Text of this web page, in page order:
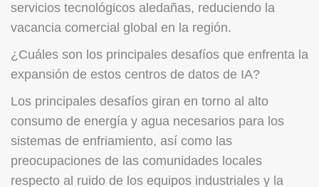
servicios tecnológicos aledañas, reduciendo la
vacancia comercial global en la región.
¿Cuáles son los principales desafíos que enfrenta la
expansión de estos centros de datos de IA?
Los principales desafíos giran en torno al alto
consumo de energía y agua necesarios para los
sistemas de enfriamiento, así como las
preocupaciones de las comunidades locales
respecto al ruido de los equipos industriales y la